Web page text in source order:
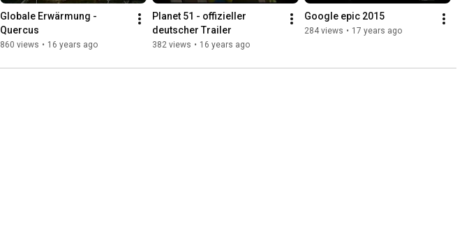
Globale Erwärmung -
Quercus
860 views • 16 years ago
Planet 51 - offizieller
deutscher Trailer
382 views • 16 years ago
Google epic 2015
284 views • 17 years ago